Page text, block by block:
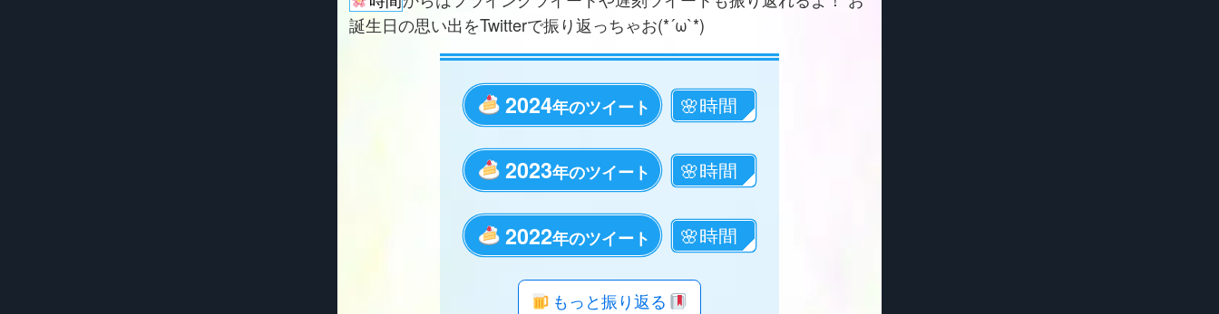
誕生日の思い出をTwitterで振り返っちゃお(*´ω`*)
2024年のツイート
2023年のツイート
2022年のツイート
年のツイート
年のツイート
年のツイート
年のツイート
年のツイート
年のツイート
年のツイート
年のツイート
年のツイート
年のツイート
年のツイート
年のツイート
年のツイート
年のツイート
年のツイート
年のツイート
もっと振り返る